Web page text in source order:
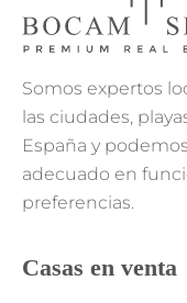
Somos expertos
las ciudades,
España y
adecuado en
preferencias.
Casas en venta